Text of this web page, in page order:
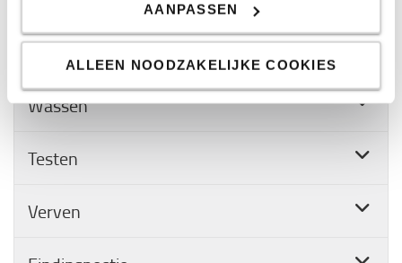
AANPASSEN
ALLEEN NOODZAKELIJKE COOKIES
batterijcapaciteit wordt getest.
Wassen
Testen
Verven